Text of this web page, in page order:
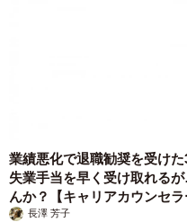
服装・身だしなみの決まりを緩和
業績悪化で退職勧奨を受け
失業手当を早く受け取れる
んか？【キャリアカウンセラ
長澤 芳子